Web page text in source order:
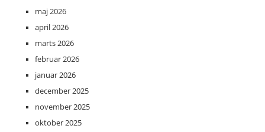
maj 2026
april 2026
marts 2026
februar 2026
januar 2026
december 2025
november 2025
oktober 2025